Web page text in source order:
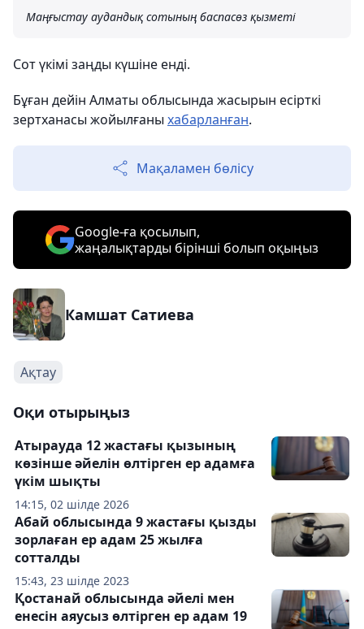
Маңғыстау аудандық сотының баспасөз қызметі
Сот үкімі заңды күшіне енді.
Бұған дейін Алматы облысында жасырын есірткі
зертханасы жойылғаны хабарланған.
Мақаламен бөлісу
Google-ға қосылып,
жаңалықтарды бірінші болып оқыңыз
Камшат Сатиева
Ақтау
Оқи отырыңыз
14:15, 02 шілде 2026
Атырауда 12 жастағы қызының
көзінше әйелін өлтірген ер адамға
үкім шықты
15:43, 23 шілде 2023
Абай облысында 9 жастағы қызды
зорлаған ер адам 25 жылға
сотталды
Қостанай облысында әйелі мен
енесін аяусыз өлтірген ер адам 19